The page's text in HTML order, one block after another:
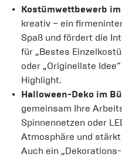
Kostümwettbewerb im
kreativ – ein
Spaß und fördert die
für „Bestes
oder „Originellste
Highlight.
Halloween-Deko im
gemeinsam Ihre
Spinnennetzen oder
Atmosphäre und
Auch ein